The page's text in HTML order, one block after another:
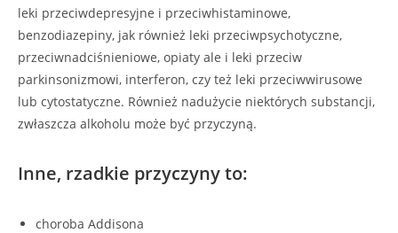
leki przeciwdepresyjne i przeciwhistaminowe,
benzodiazepiny, jak również leki przeciwpsychotyczne,
przeciwnadciśnieniowe, opiaty ale i leki przeciw
parkinsonizmowi, interferon, czy też leki przeciwwirusowe
lub cytostatyczne. Również nadużycie niektórych substancji,
zwłaszcza alkoholu może być przyczyną.
Inne, rzadkie przyczyny to:
choroba Addisona